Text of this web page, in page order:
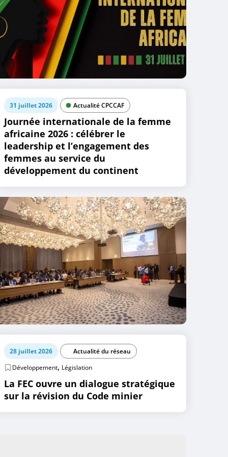
31 juillet 2026 Actualité CPCCAF
Journée internationale de la femme
africaine 2026 : célébrer le
leadership et l’engagement des
femmes au service du
développement du continent
28 juillet 2026
Actualité du réseau
Développement, Législation
La FEC ouvre un dialogue stratégique
sur la révision du Code minier